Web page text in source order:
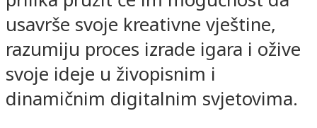
usavrše svoje kreativne vještine,
razumiju proces izrade igara i ožive
svoje ideje u živopisnim i
dinamičnim digitalnim svjetovima.